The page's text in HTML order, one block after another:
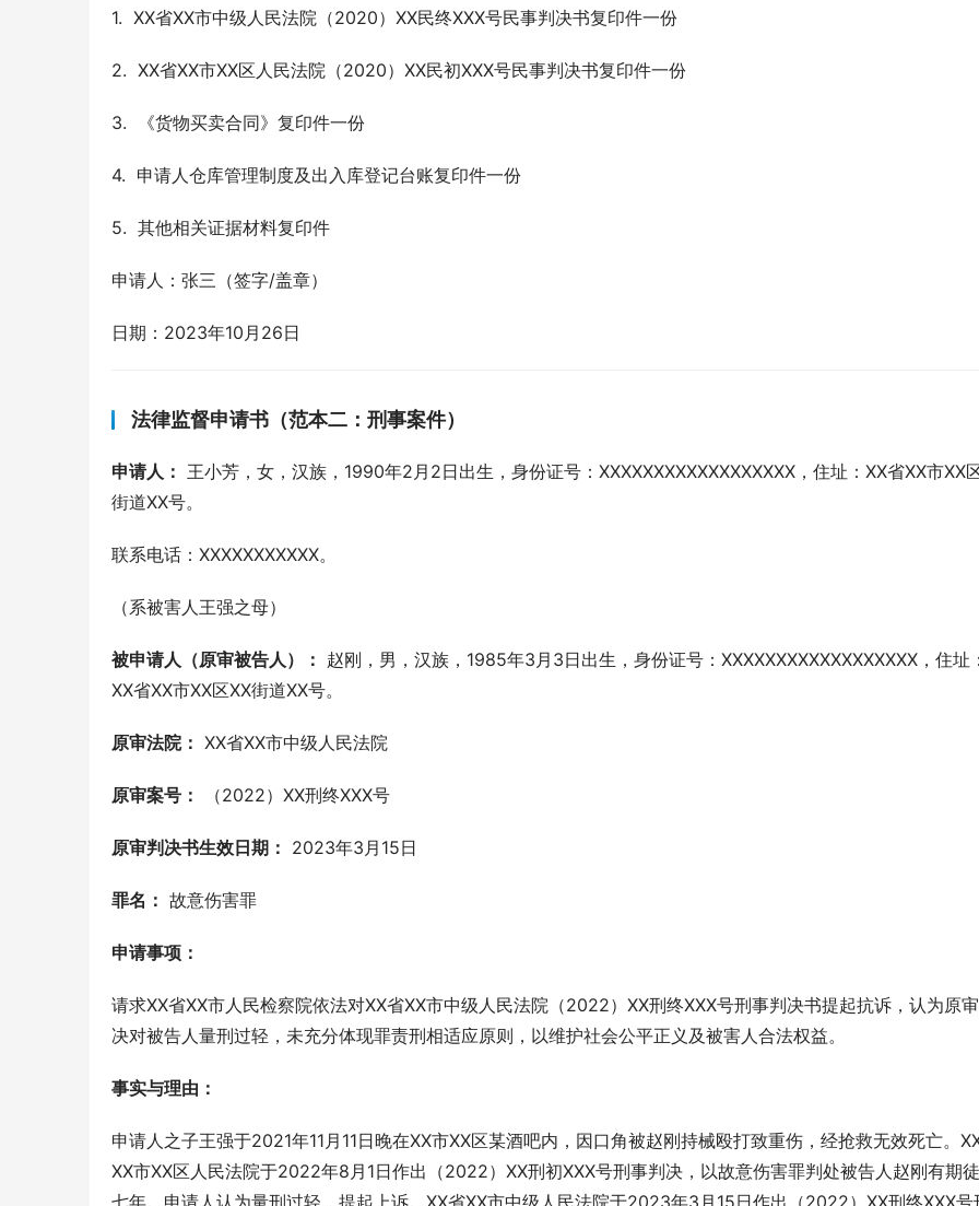
1.  XX省XX市中级人民法院（2020）XX民终XXX号民事判决书复印件一份
2.  XX省XX市XX区人民法院（2020）XX民初XXX号民事判决书复印件一份
3.  《货物买卖合同》复印件一份
4.  申请人仓库管理制度及出入库登记台账复印件一份
5.  其他相关证据材料复印件
申请人：张三（签字/盖章）
日期：2023年10月26日
法律监督申请书（范本二：刑事案件）
申请人： 王小芳，女，汉族，1990年2月2日出生，身份证号：XXXXXXXXXXXXXXXXXX，住址：XX省XX市XX
街道XX号。
联系电话：XXXXXXXXXXX。
（系被害人王强之母）
被申请人（原审被告人）： 赵刚，男，汉族，1985年3月3日出生，身份证号：XXXXXXXXXXXXXXXXXX，住址
XX省XX市XX区XX街道XX号。
原审法院： XX省XX市中级人民法院
原审案号： （2022）XX刑终XXX号
原审判决书生效日期： 2023年3月15日
罪名： 故意伤害罪
申请事项：
请求XX省XX市人民检察院依法对XX省XX市中级人民法院（2022）XX刑终XXX号刑事判决书提起抗诉，认为原
决对被告人量刑过轻，未充分体现罪责刑相适应原则，以维护社会公平正义及被害人合法权益。
事实与理由：
申请人之子王强于2021年11月11日晚在XX市XX区某酒吧内，因口角被赵刚持械殴打致重伤，经抢救无效死亡。
XX市XX区人民法院于2022年8月1日作出（2022）XX刑初XXX号刑事判决，以故意伤害罪判处被告人赵刚有期
七年。申请人认为量刑过轻，提起上诉。XX省XX市中级人民法院于2023年3月15日作出（2022）XX刑终XXX号